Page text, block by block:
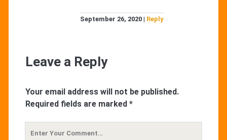
September 26, 2020 Reply
Leave a Reply
Your email address will not be published.
Required fields are marked *